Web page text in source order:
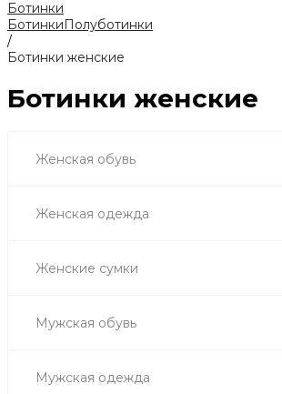
Ботинки
БотинкиПолуботинки
/
Ботинки женские
Ботинки женские
Женская обувь
Женская одежда
Женские сумки
Мужская обувь
Мужская одежда